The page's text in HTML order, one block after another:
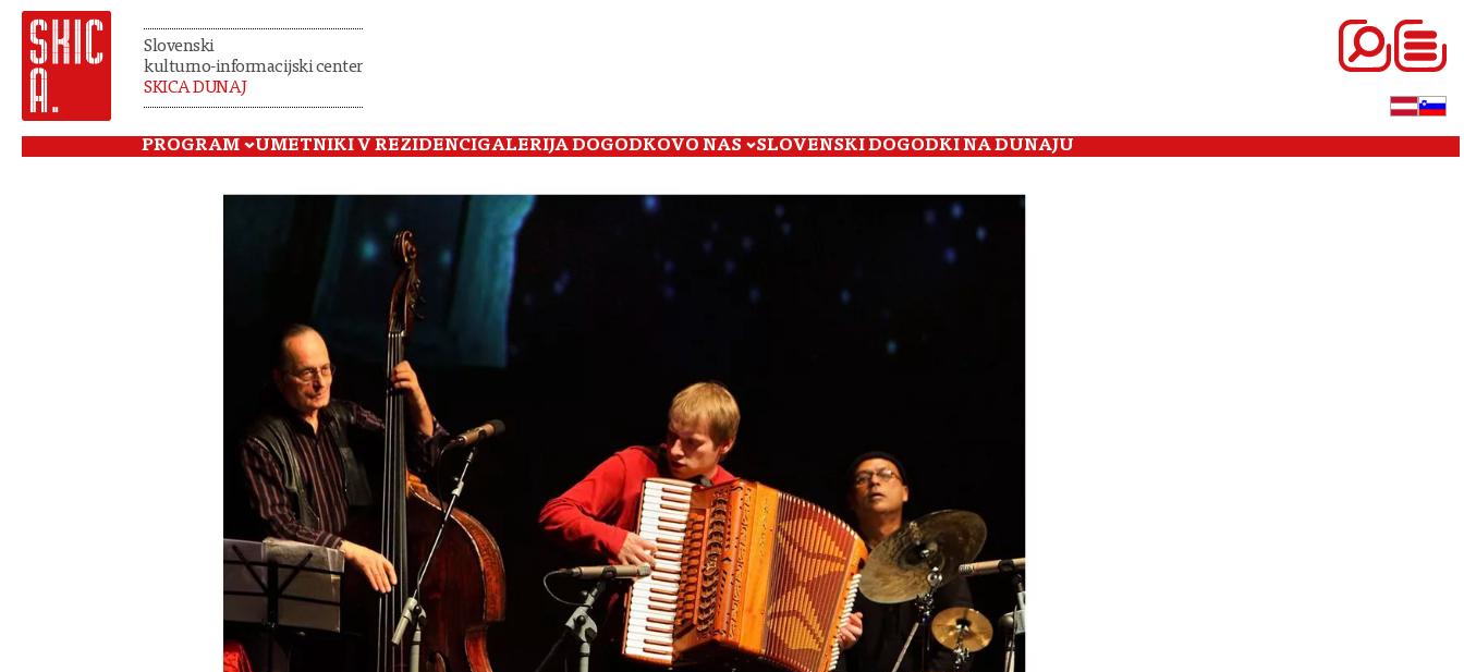
Slovenski
kulturno-informacijski center
SKICA DUNAJ
PROGRAM UMETNIKI V REZIDENCIGALERIJA DOGODKOVO NAS SLOVENSKI DOGODKI NA DUNAJU